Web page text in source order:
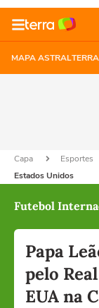
MAPA ASTRAL
Capa Esportes
Estados Unidos
Futebol
Papa
pelo
EUA na